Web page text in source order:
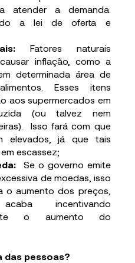
atender a demanda.
a lei de oferta e
Fatores naturais
inflação, como a
determinada área de
Esses itens
aos supermercados em
(ou talvez nem
Isso fará com que
elevados, já que tais
escassez;
Se o governo emite
de moedas, isso
o aumento dos preços,
incentivando
o aumento do
das pessoas?